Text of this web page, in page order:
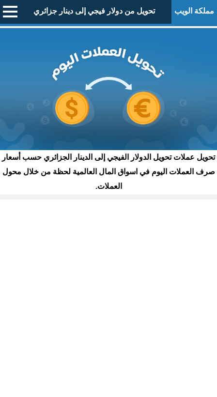
مملكة الويب تحويل من دولار فيجي إلى دينار جزائري
تحويل عملات تحويل الدولار الفيجي إلى الدينار الجزائري حسب أسعار
صرف العملات اليوم في اسواق المال العالمية لحظة من خلال محول
العملات.